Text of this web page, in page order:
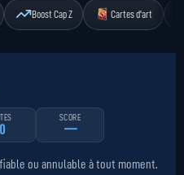
Boost Cap Z Cartes d'art
0
SCORE
—
ou annulable à tout moment.